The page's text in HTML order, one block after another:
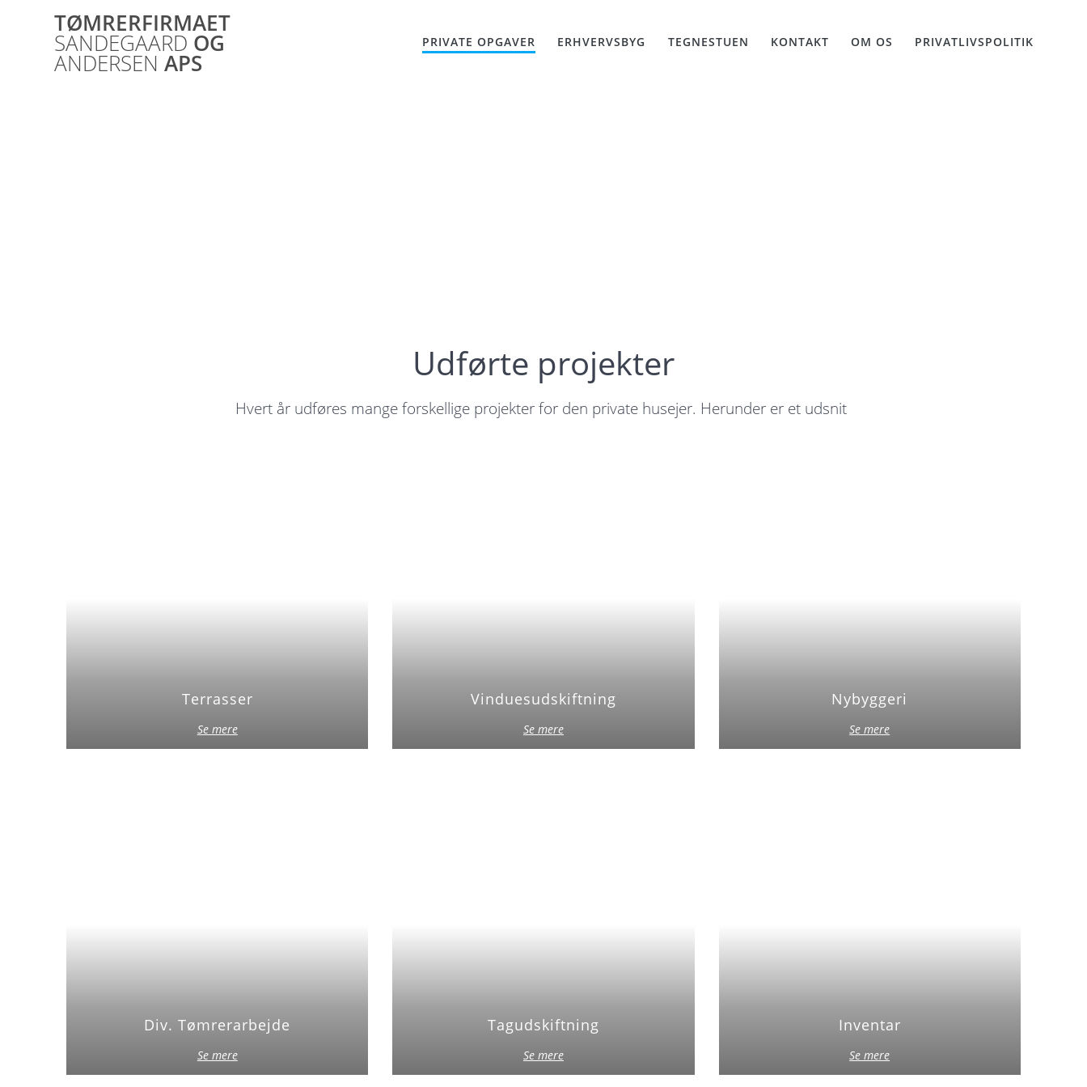
TØMRERFIRMAET
SANDEGAARD OG
ANDERSEN APS
PRIVATE OPGAVER ERHVERVSBYG TEGNESTUEN KONTAKT OM OS PRIVATLIVSPOLITIK
Udførte projekter
Hvert år udføres mange forskellige projekter for den private husejer. Herunder er et udsnit
Terrasser
Se mere
Vinduesudskiftning
Se mere
Nybyggeri
Se mere
Div. Tømrerarbejde
Se mere
Tagudskiftning
Se mere
Inventar
Se mere